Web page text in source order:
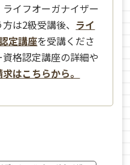
イフオーガナイザー
は2級受講後、 ライ
定講座を受講くださ
格認定講座の詳細や
はこちらから。